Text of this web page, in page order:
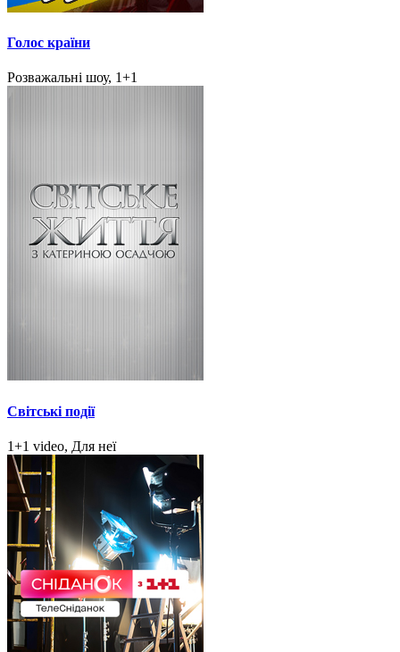
Голос країни
Розважальні шоу, 1+1
Світські події
1+1 video, Для неї